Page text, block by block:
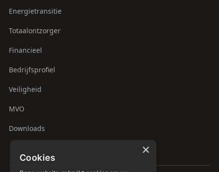
Energietransitie
Totaalontzorger
Financieel
Bedrijfsprofiel
Veiligheid
MVO
Downloads
×
Cookies